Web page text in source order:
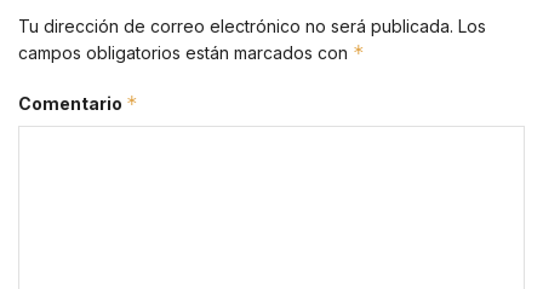
Tu dirección de correo electrónico no será publicada. Los
campos obligatorios están marcados con *
Comentario *